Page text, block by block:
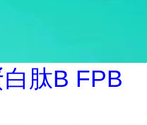
肽B FPB